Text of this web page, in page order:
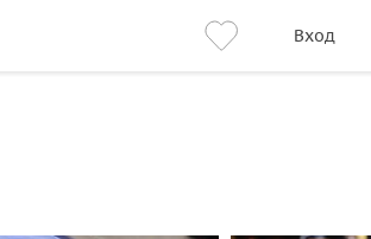
Вход